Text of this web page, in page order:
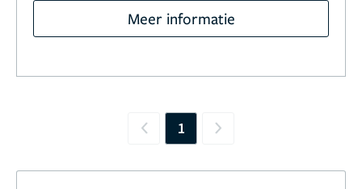
Meer informatie
Previous
1 Next